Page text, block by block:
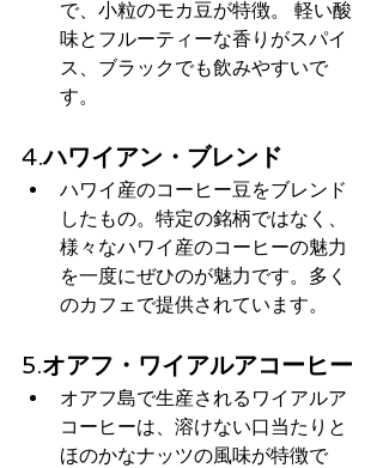
で、小粒のモカ豆が特徴。 軽い酸
味とフルーティーな香りがスパイ
ス、ブラックでも飲みやすいで
す。
4.ハワイアン・ブレンド
ハワイ産のコーヒー豆をブレンド
したもの。特定の銘柄ではなく、
様々なハワイ産のコーヒーの魅力
を一度にぜひのが魅力です。多く
のカフェで提供されています。
5.オアフ・ワイアルアコーヒー
オアフ島で生産されるワイアルア
コーヒーは、溶けない口当たりと
ほのかなナッツの風味が特徴で